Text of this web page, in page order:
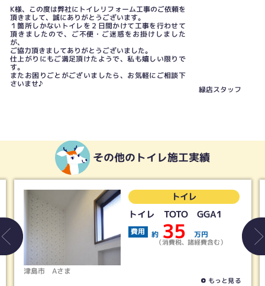
K様、この度は弊社にトイレリフォーム工事のご依頼を
頂きまして、誠にありがとうございます。
１箇所しかないトイレを２日間かけて工事を行わせて
頂きましたので、ご不便・ご迷惑をお掛けしました
が、
ご協力頂きましてありがとうございました。
仕上がりにもご満足頂けたようで、私も嬉しい限りで
す。
またお困りごとがございましたら、お気軽にご相談下
さいませ♪
緑店スタッフ
その他のトイレ施工実績
津島市 Aさま
トイレ
トイレ TOTO GGA1
費用 約 35 万円
（消費税、諸経費含む）
もっと見る